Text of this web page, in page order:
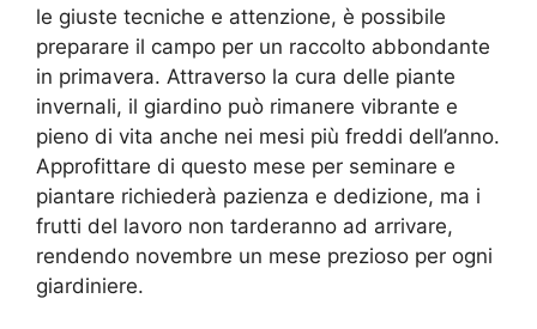
le giuste tecniche e attenzione, è possibile
preparare il campo per un raccolto abbondante
in primavera. Attraverso la cura delle piante
invernali, il giardino può rimanere vibrante e
pieno di vita anche nei mesi più freddi dell’anno.
Approfittare di questo mese per seminare e
piantare richiederà pazienza e dedizione, ma i
frutti del lavoro non tarderanno ad arrivare,
rendendo novembre un mese prezioso per ogni
giardiniere.